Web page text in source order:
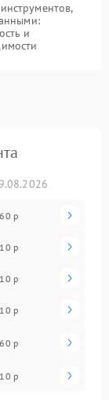
и
р
р
р
р
р
р